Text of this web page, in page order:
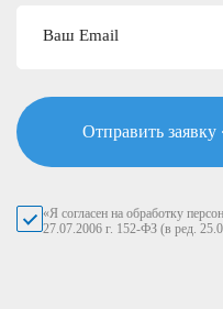
Ваш Email
Отправить заявку
«Я согласен на обработку
27.07.2006 г. 152-ФЗ (в ред.